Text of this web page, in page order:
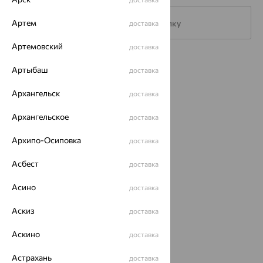
Подписаться на рассылку
ул. Зегеля, 27/2
Другие города
Заказать звонок
Артем доставка
Артемовский доставка
Артыбаш доставка
Архангельск доставка
Архангельское доставка
Архипо-Осиповка доставка
Асбест доставка
Асино доставка
Аскиз доставка
Аскино доставка
Астрахань доставка